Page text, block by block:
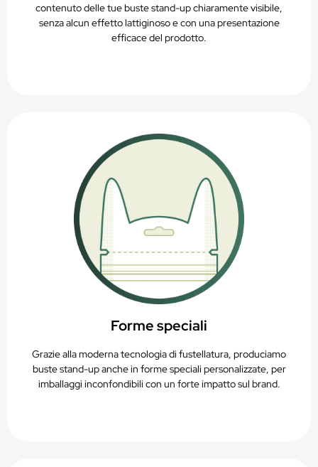
contenuto delle tue buste stand-up chiaramente visibile,
senza alcun effetto lattiginoso e con una presentazione
efficace del prodotto.
Forme speciali
Grazie alla moderna tecnologia di fustellatura, produciamo
buste stand-up anche in forme speciali personalizzate, per
imballaggi inconfondibili con un forte impatto sul brand.